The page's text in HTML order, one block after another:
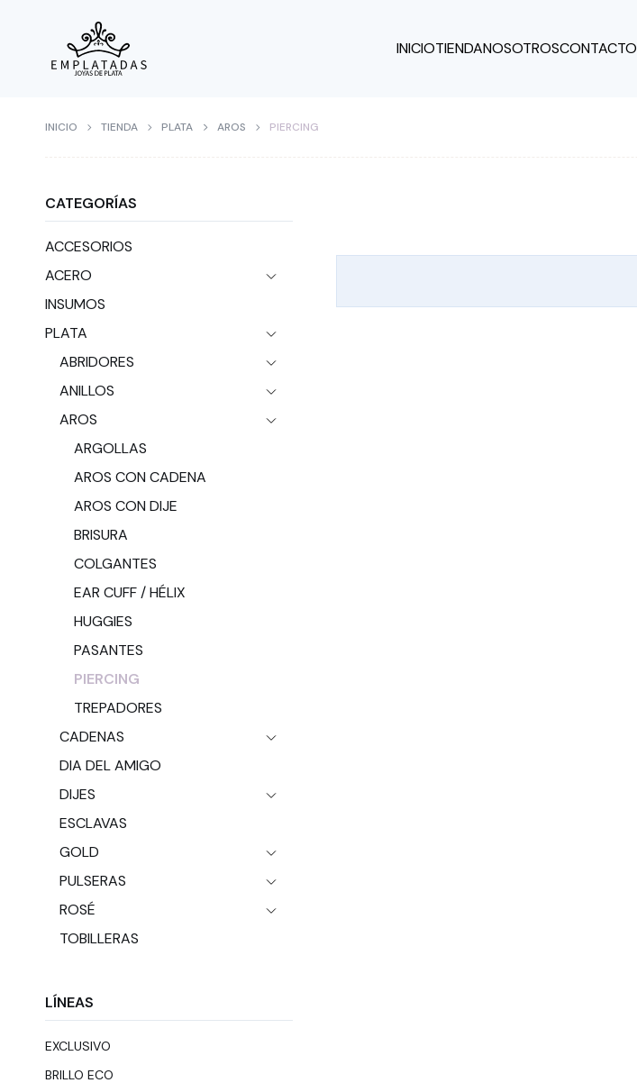
INICIOTIENDANOSOTROSCONTACTO
INICIO TIENDA PLATA AROS PIERCING
CATEGORÍAS
ACCESORIOS
ACERO
INSUMOS
PLATA
ABRIDORES
ANILLOS
AROS
ARGOLLAS
AROS CON CADENA
AROS CON DIJE
BRISURA
COLGANTES
EAR CUFF / HÉLIX
HUGGIES
PASANTES
PIERCING
TREPADORES
CADENAS
DIA DEL AMIGO
DIJES
ESCLAVAS
GOLD
PULSERAS
ROSÉ
TOBILLERAS
LÍNEAS
EXCLUSIVO
BRILLO ECO